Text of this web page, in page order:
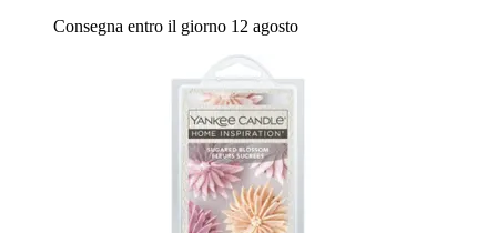
Consegna entro il giorno 12 agosto